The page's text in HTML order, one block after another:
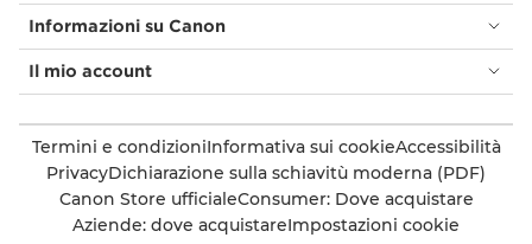
Informazioni su Canon
Il mio account
Termini e condizioniInformativa sui cookieAccessibilità
PrivacyDichiarazione sulla schiavitù moderna (PDF)
Canon Store ufficialeConsumer: Dove acquistare
Aziende: dove acquistareImpostazioni cookie